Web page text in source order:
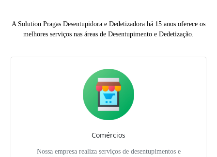
A Solution Pragas Desentupidora e Dedetizadora há 15 anos oferece os
melhores serviços nas áreas de Desentupimento e Dedetização.
Comércios
Nossa empresa realiza serviços de desentupimentos e